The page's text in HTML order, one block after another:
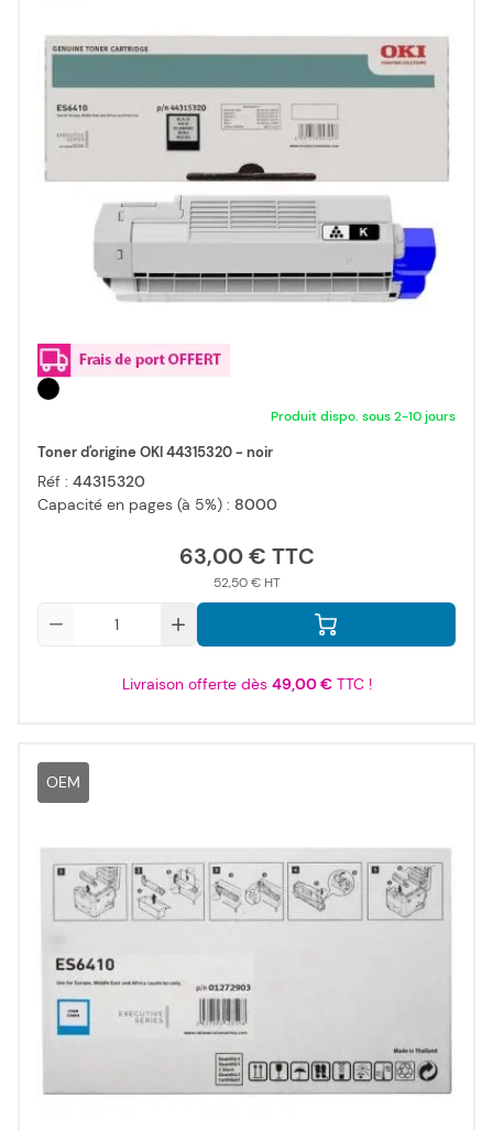
Produit dispo. sous 2-10 jours
Toner d'origine OKI 44315320 - noir
Réf : 44315320
Capacité en pages (à 5%) : 8000
63,00 €
52,50 €
Livraison offerte dès 49,00 €TTC !
OEM